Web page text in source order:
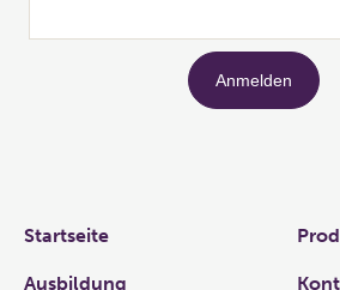
Links
Startseite
Ausbildung